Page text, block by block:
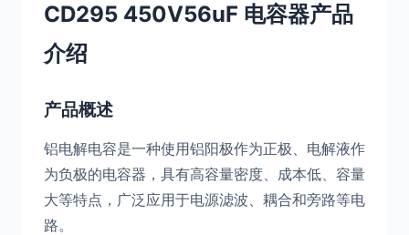
CD295 450V56uF 电容器产品
介绍
产品概述
铝电解电容是一种使用铝阳极作为正极、电解液作
为负极的电容器，具有高容量密度、成本低、容量
大等特点，广泛应用于电源滤波、耦合和旁路等电
路。